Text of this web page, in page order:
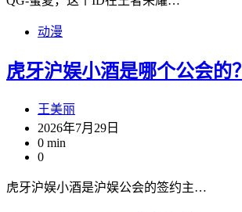
动漫
虎牙沪娱小酒是哪个公会的？
王美丽
2026年7月29日
0 min
0
虎牙沪娱小酒是沪娱公会的签约主…